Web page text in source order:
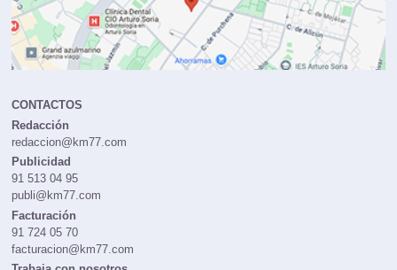
CONTACTOS
Redacción
redaccion@km77.com
Publicidad
91 513 04 95
publi@km77.com
Facturación
91 724 05 70
facturacion@km77.com